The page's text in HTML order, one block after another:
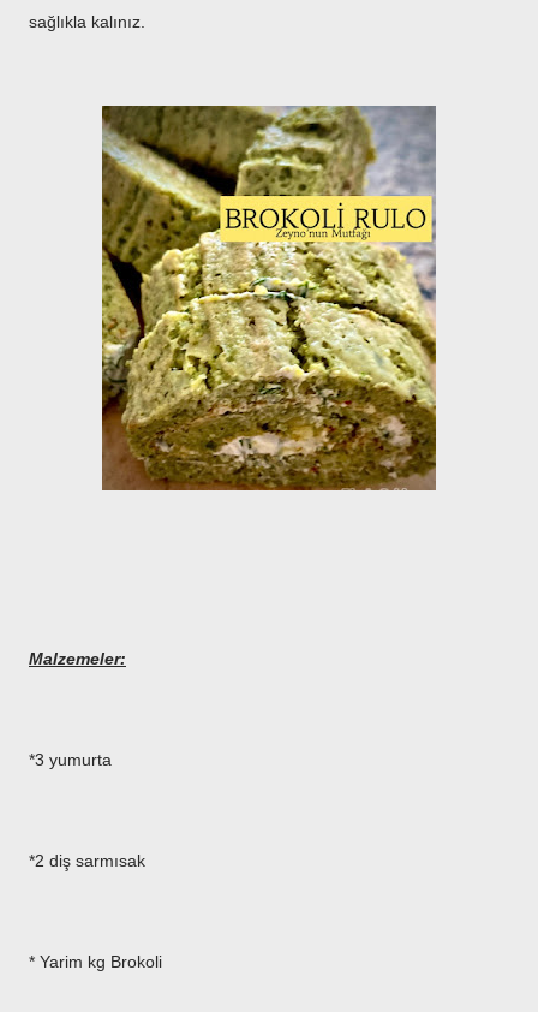
sağlıkla kalınız.
Malzemeler:
*3 yumurta
*2 diş sarmısak
* Yarim kg Brokoli